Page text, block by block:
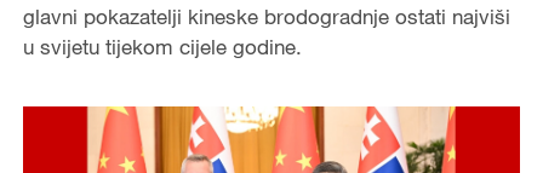
i
e
glavni pokazatelji kineske brodogradnje ostati najviši
u svijetu tijekom cijele godine.